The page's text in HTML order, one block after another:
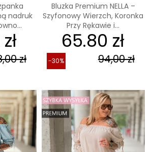
nadruk
zł
Bluzka Premium NELLA –
Szyfonowy Wierzch, Koronka
Przy Rękawie i...
65.80 zł
94,00 zł
-30%